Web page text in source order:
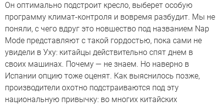
Он оптимально подстроит кресло, выберет особую
программу климат-контроля и вовремя разбудит. Мы не
поняли, с чего вдруг это новшество под названием Nap
Mode представляют с такой гордостью, пока сами не
увидели в Уху: китайцы действительно спят днем в
своих машинах. Почему — не знаем. Но наверно в
Испании опцию тоже оценят. Как выяснилось позже,
производители охотно подстраиваются под эту
национальную привычку: во многих китайских